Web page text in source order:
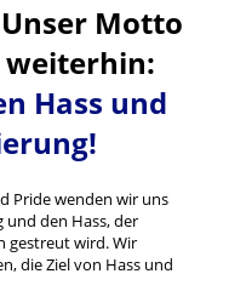
Unser Motto
weiterhin:
Hass und
Pride wenden wir uns
und den Hass, der
gestreut wird. Wir
die Ziel von Hass und